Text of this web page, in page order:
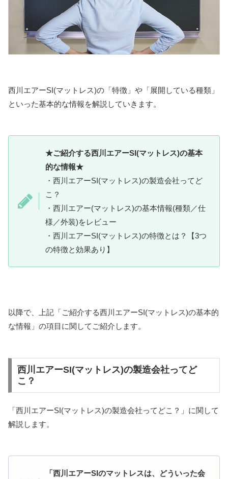
西川エアーSI(マットレス)の「特徴」や「展開している種類」
といった基本的な情報を解説していきます。
★ご紹介する西川エアーSI(マットレス)の基本
的な情報★
・西川エアーSI(マットレス)の製造会社ってど
こ？
・西川エアー(マットレス)の基本情報(種類／仕
様／外装)をレビュー
・西川エアーSI(マットレス)の特徴とは？【3つ
の特徴と効果あり】
以降で、上記「ご紹介する西川エアーSI(マットレス)の基本的
な情報」の項目に関してご紹介します。
西川エアーSI(マットレス)の製造会社ってど
こ？
「西川エアーSI(マットレス)の製造会社ってどこ？」に関して
解説します。
「西川エアーSIのマットレスは、どういった会